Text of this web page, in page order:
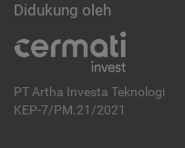
Didukung oleh
PT Artha Investa Teknologi
KEP-7/PM.21/2021